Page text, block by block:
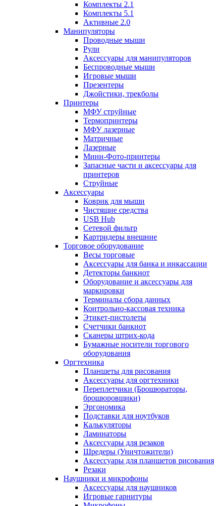
Комплекты 2.1
Комплекты 5.1
Активные 2.0
Манипуляторы
Проводные мыши
Рули
Аксессуары для манипуляторов
Беспроводные мыши
Игровые мыши
Презентеры
Джойстики, трекболы
Принтеры
МФУ струйные
Термопринтеры
МФУ лазерные
Матричные
Лазерные
Мини-Фото-принтеры
Запасные части и аксессуары для
принтеров
Струйные
Аксессуары
Коврик для мыши
Чистящие средства
USB Hub
Сетевой фильтр
Картридеры внешние
Торговое оборудование
Весы торговые
Аксессуары для банка и инкассации
Детекторы банкнот
Оборудование и аксессуары для
маркировки
Терминалы сбора данных
Контрольно-кассовая техника
Этикет-пистолеты
Счетчики банкнот
Сканеры штрих-кода
Бумажные носители торгового
оборудования
Оргтехника
Планшеты для рисования
Аксессуары для оргтехники
Переплетчики (Брошюраторы,
брошюровщики)
Эргономика
Подставки для ноутбуков
Калькуляторы
Ламинаторы
Аксессуары для резаков
Шредеры (Уничтожители)
Аксессуары для планшетов рисования
Резаки
Наушники и микрофоны
Аксессуары для наушников
Игровые гарнитуры